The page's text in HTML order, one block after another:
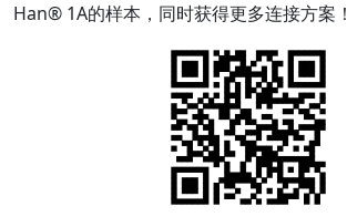
Han® 1A的样本，同时获得更多连接方案！